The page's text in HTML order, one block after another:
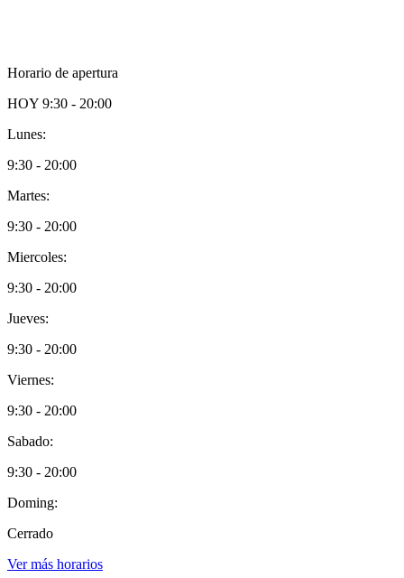
Horario de apertura
HOY 9:30 - 20:00
Lunes:
9:30 - 20:00
Martes:
9:30 - 20:00
Miercoles:
9:30 - 20:00
Jueves:
9:30 - 20:00
Viernes:
9:30 - 20:00
Sabado:
9:30 - 20:00
Doming:
Cerrado
Ver más horarios